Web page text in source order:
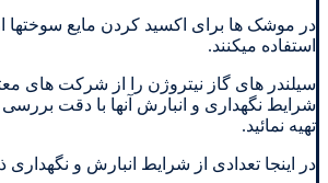
در موشک ها برای اکسید کردن مایع سوختها
استفاده میکنند.
سیلندر های گاز نیتروژن را از شرکت های
شرایط نگهداری و انبارش آنها با دقت
تهیه نمائید.
در اینجا تعدادی از شرایط انبارش و